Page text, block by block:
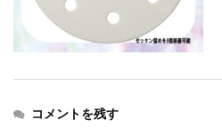
第46回 丹波篠山ABCマラソン...
コメントを残す